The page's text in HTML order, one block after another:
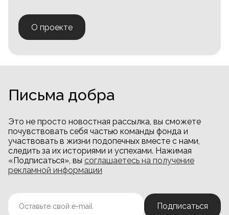
О проекте
Письма добра
Это не просто новостная рассылка, вы сможете
почувствовать себя частью команды фонда и
участвовать в жизни подопечных вместе с нами,
следить за их историями и успехами. Нажимая
«Подписаться», вы соглашаетесь на получение
рекламной информации